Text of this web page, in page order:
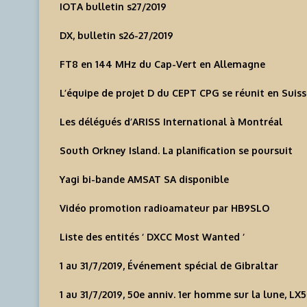
IOTA bulletin s27/2019
DX, bulletin s26-27/2019
FT8 en 144 MHz du Cap-Vert en Allemagne
L’équipe de projet D du CEPT CPG se réunit en
Les délégués d’ARISS International à Montréal
South Orkney Island. La planification se poursuit
Yagi bi-bande AMSAT SA disponible
Vidéo promotion radioamateur par ­HB9SLO
Liste des entités ‘ DXCC Most Wanted ‘
1 au 31/7/2019, Événement spécial de Gibraltar
1 au 31/7/2019, 50e anniv. 1er homme sur la lune,